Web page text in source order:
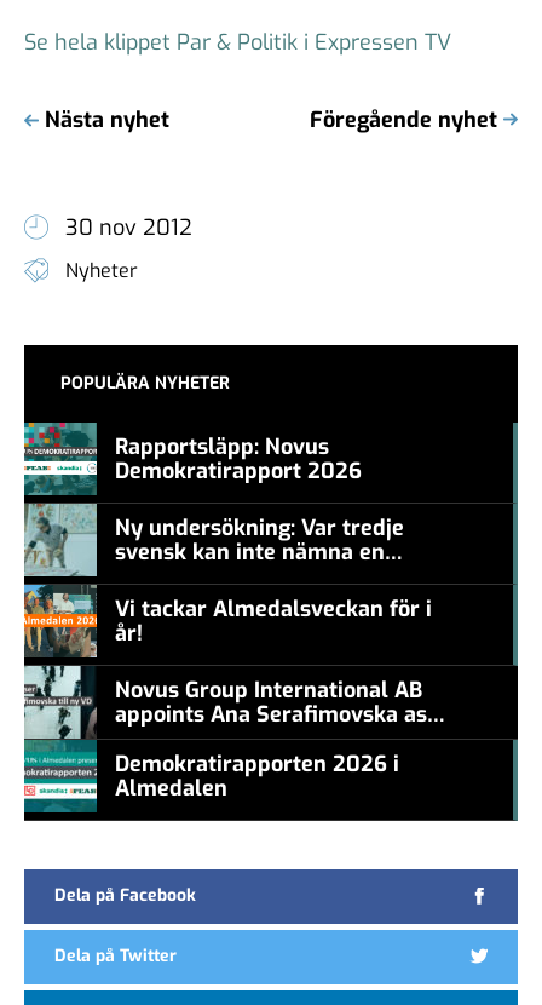
Se hela klippet Par & Politik i Expressen TV
Nästa nyhet Föregående nyhet
30 nov 2012
Nyheter
POPULÄRA NYHETER
Rapportsläpp: Novus
Demokratirapport 2026
Ny undersökning: Var tredje
svensk kan inte nämna en
levande konstnär
Vi tackar Almedalsveckan för i
år!
Novus Group International AB
appoints Ana Serafimovska as
new CEO
Demokratirapporten 2026 i
Almedalen
Dela på Facebook
Dela på Twitter